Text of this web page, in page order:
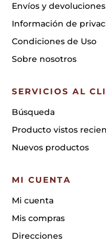
Envíos y devoluciones
Información de
Condiciones de Uso
Sobre nosotros
SERVICIOS AL
Búsqueda
Producto vistos
Nuevos productos
MI CUENTA
Mi cuenta
Mis compras
Direcciones